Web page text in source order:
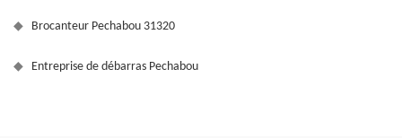
Brocanteur Pechabou 31320
Entreprise de débarras Pechabou